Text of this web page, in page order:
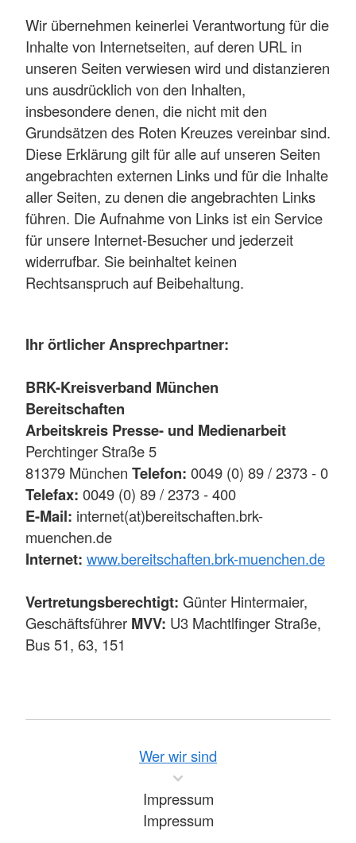
Wir übernehmen keinerlei Verantwortung für die
Inhalte von Internetseiten, auf deren URL in
unseren Seiten verwiesen wird und distanzieren
uns ausdrücklich von den Inhalten,
insbesondere denen, die nicht mit den
Grundsätzen des Roten Kreuzes vereinbar sind.
Diese Erklärung gilt für alle auf unseren Seiten
angebrachten externen Links und für die Inhalte
aller Seiten, zu denen die angebrachten Links
führen. Die Aufnahme von Links ist ein Service
für unsere Internet-Besucher und jederzeit
widerrufbar. Sie beinhaltet keinen
Rechtsanspruch auf Beibehaltung.
Ihr örtlicher Ansprechpartner:
BRK-Kreisverband München
Bereitschaften
Arbeitskreis Presse- und Medienarbeit
Perchtinger Straße 5
81379 München Telefon: 0049 (0) 89 / 2373 - 0
Telefax: 0049 (0) 89 / 2373 - 400
E-Mail: internet(at)bereitschaften.brk-
muenchen.de
Internet: www.bereitschaften.brk-muenchen.de
Vertretungsberechtigt: Günter Hintermaier,
Geschäftsführer MVV: U3 Machtlfinger Straße,
Bus 51, 63, 151
Wer wir sind
Impressum
Impressum